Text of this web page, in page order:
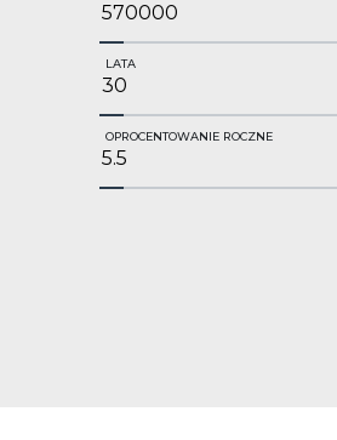
LATA
OPROCENTOWANIE ROCZNE